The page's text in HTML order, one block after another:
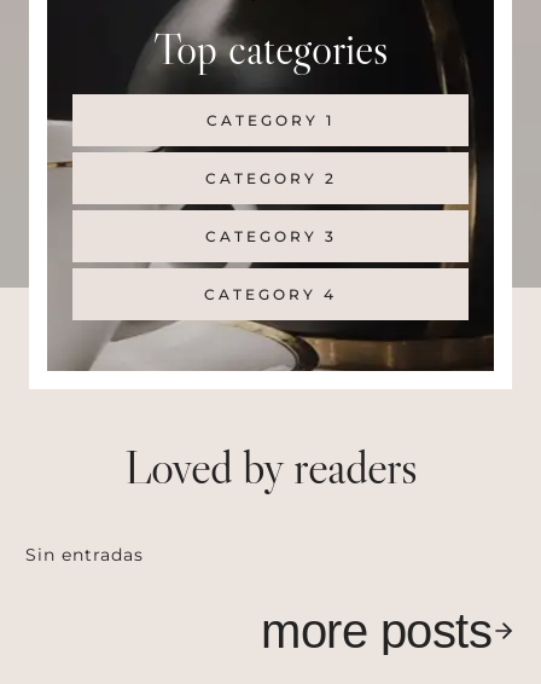
Top categories
CATEGORY 1
CATEGORY 2
CATEGORY 3
CATEGORY 4
Loved by readers
Sin entradas
more posts